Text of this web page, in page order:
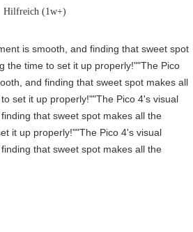
Hilfreich (1w+)
is smooth, and finding that sweet spot
the time to set it up properly!""The Pico
and finding that sweet spot makes all
set it up properly!""The Pico 4's visual
that sweet spot makes all the
it up properly!""The Pico 4's visual
that sweet spot makes all the